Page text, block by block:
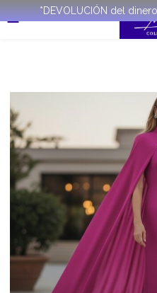
*DEVOLUCIÓN del